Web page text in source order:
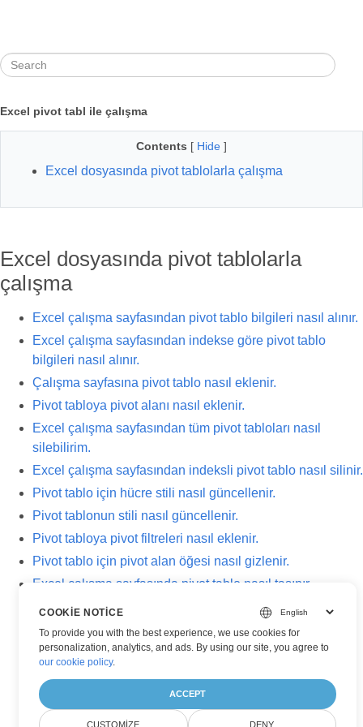
Excel pivot tabl ile çalışma
Contents [ Hide ]
Excel dosyasında pivot tablolarla çalışma
Excel dosyasında pivot tablolarla
çalışma
Excel çalışma sayfasından pivot tablo bilgileri nasıl alınır.
Excel çalışma sayfasından indekse göre pivot tablo
bilgileri nasıl alınır.
Çalışma sayfasına pivot tablo nasıl eklenir.
Pivot tabloya pivot alanı nasıl eklenir.
Excel çalışma sayfasından tüm pivot tabloları nasıl
silebilirim.
Excel çalışma sayfasından indeksli pivot tablo nasıl silinir.
Pivot tablo için hücre stili nasıl güncellenir.
Pivot tablonun stili nasıl güncellenir.
Pivot tabloya pivot filtreleri nasıl eklenir.
Pivot tablo için pivot alan öğesi nasıl gizlenir.
Excel çalışma sayfasında pivot tablo nasıl taşınır.
CellsObjectOperate görevinin kullanımıyla nasıl çalışılır.
Liste nesnesi pivot tabloya nasıl dönüştürülür.
COOKIE NOTICE
To provide you with the best experience, we use cookies for
personalization, analytics, and ads. By using our site, you agree to
our cookie policy.
ACCEPT
CUSTOMIZE DENY